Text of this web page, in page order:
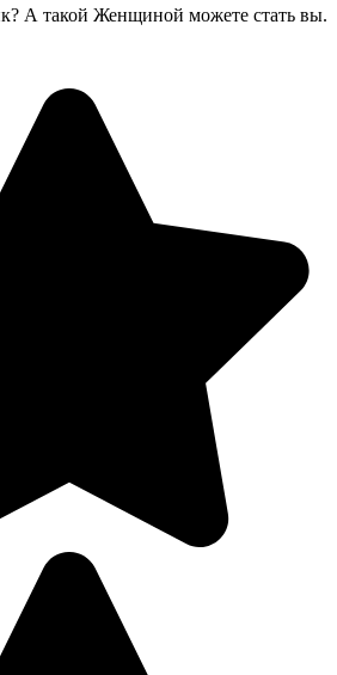
А такой Женщиной можете стать вы.